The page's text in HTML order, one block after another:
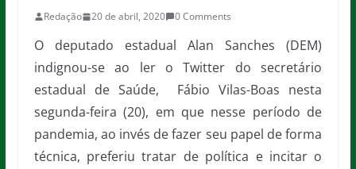
Redação 20 de abril, 2020 0 Comments
O deputado estadual Alan Sanches (DEM)
indignou-se ao ler o Twitter do secretário
estadual de Saúde, Fábio Vilas-Boas nesta
segunda-feira (20), em que nesse período de
pandemia, ao invés de fazer seu papel de forma
técnica, preferiu tratar de política e incitar o